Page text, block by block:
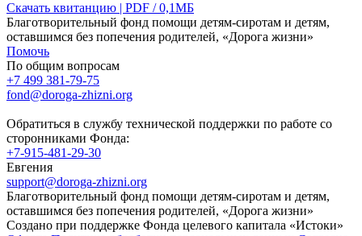
Скачать квитанцию | PDF / 0,1МБ
Благотворительный фонд помощи детям-сиротам и детям,
оставшимся без попечения родителей, «Дорога жизни»
Помочь
По общим вопросам
+7 499 381-79-75
fond@doroga-zhizni.org
Обратиться в службу технической поддержки по работе со
сторонниками Фонда:
+7-915-481-29-30
Евгения
support@doroga-zhizni.org
Благотворительный фонд помощи детям-сиротам и детям,
оставшимся без попечения родителей, «Дорога жизни»
Создано при поддержке Фонда целевого капитала «Истоки»